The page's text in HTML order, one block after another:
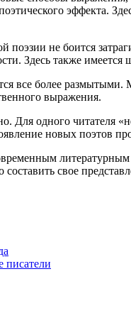
эффекта.
не боится
Здесь также имеется
более размытыми.
выражения.
Для одного
новых поэтов
свое
писатели